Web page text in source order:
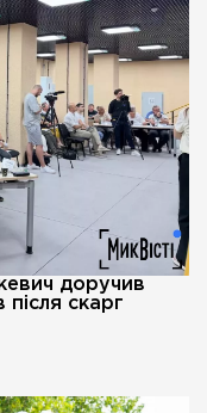
доручив
після скарг